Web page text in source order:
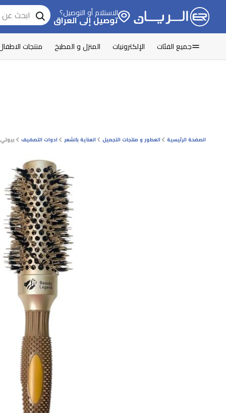
الاستلام أو التوصيل؟
توصيل إلى العراق
جميع الفئات الإلكترونيات المنزل و المطبخ منتجات
الصفحة الرئيسية العطور و منتجات التجميل العناية بالشعر ادوات التصفيف